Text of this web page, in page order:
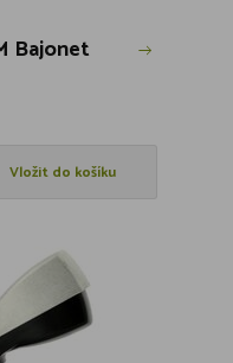
Bajonet
Vložit do košíku